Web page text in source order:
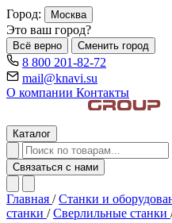
Город: Москва
Это ваш город?
Всё верно Сменить город
8 800 201-82-72
mail@knavi.su
О компании Контакты
Каталог
Связаться с нами
Главная / Станки и
станки / Сверлильные станки